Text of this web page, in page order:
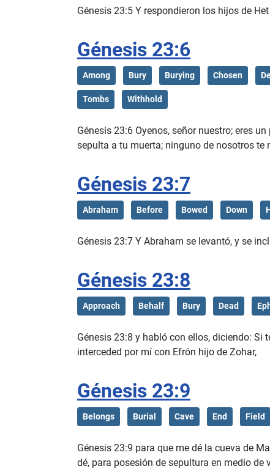
Génesis 23:5 Y respondieron los hijos de
Génesis 23:6
Among Bury Burying Chosen
Tombs Withhold
Génesis 23:6 Oyenos, señor nuestro; eres
sepulta a tu muerta; ninguno de nosotros te
Génesis 23:7
Abraham Before Bowed Down
Génesis 23:7 Y Abraham se levantó, y se
Génesis 23:8
Approach Behalf Bury Dead
Génesis 23:8 y habló con ellos, diciendo: Si
interceded por mí con Efrón hijo de Zohar,
Génesis 23:9
Belongs Burial Cave End Field
Génesis 23:9 para que me dé la cueva de
dé, para posesión de sepultura en medio de